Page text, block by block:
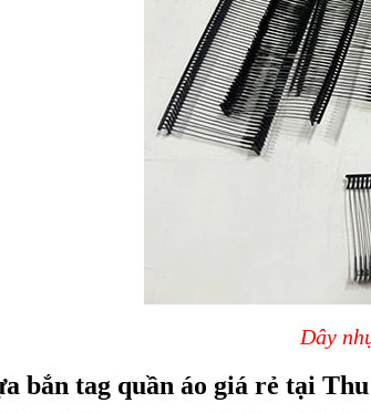
Dây
bắn tag quần áo giá rẻ tại